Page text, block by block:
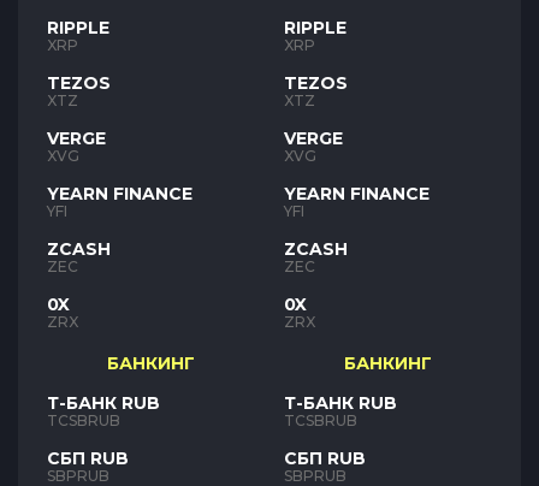
RIPPLE
XRP
TEZOS
XTZ
VERGE
XVG
YEARN FINANCE
YFI
ZCASH
ZEC
0X
ZRX
БАНКИНГ
Т-БАНК RUB
TCSBRUB
СБП RUB
SBPRUB
RIPPLE
XRP
TEZOS
XTZ
VERGE
XVG
YEARN FINANCE
YFI
ZCASH
ZEC
0X
ZRX
БАНКИНГ
Т-БАНК RUB
TCSBRUB
СБП RUB
SBPRUB